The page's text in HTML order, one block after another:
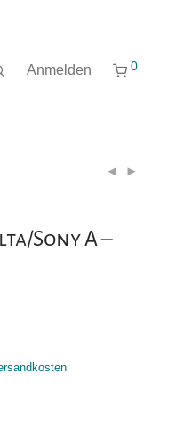
Anmelden 0
Sony A –